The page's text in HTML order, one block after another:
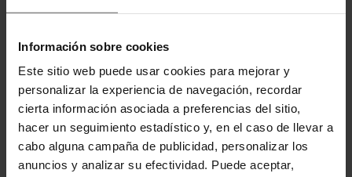
Información sobre cookies
Este sitio web puede usar cookies para mejorar y
personalizar la experiencia de navegación, recordar
cierta información asociada a preferencias del sitio,
hacer un seguimiento estadístico y, en el caso de llevar a
cabo alguna campaña de publicidad, personalizar los
anuncios y analizar su efectividad. Puede aceptar,
DESCRIPCIÓN
100% PoliésterEstampado logo 4GCierre de
cremalleraPW1587 P3380 BRO
DETALLES DEL PRODUCTO
DEVOLUCIONES Y CAMBIOS